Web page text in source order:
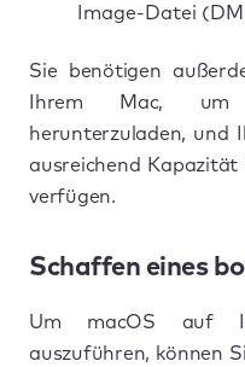
Image-Datei
Sie benötigen
Ihrem Mac, um
herunterzuladen, und
ausreichend
verfügen.
Schaffen eines
Um macOS auf
auszuführen, können